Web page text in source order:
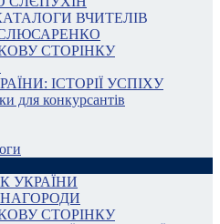
ВЧИТЕЛІВ
СТОРІНКУ
ІСТОРІЇ УСПІХУ
для конкурсантів
УКРАЇНИ
СТОРІНКУ